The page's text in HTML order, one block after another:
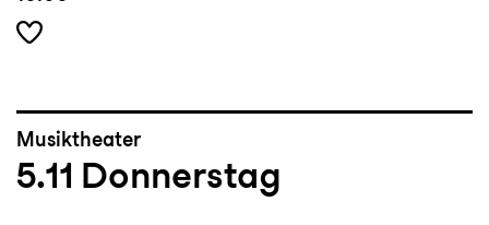
Musiktheater
5.11 Donnerstag